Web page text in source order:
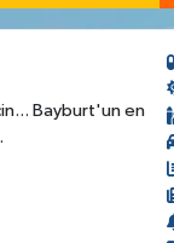
Bayburt'un en